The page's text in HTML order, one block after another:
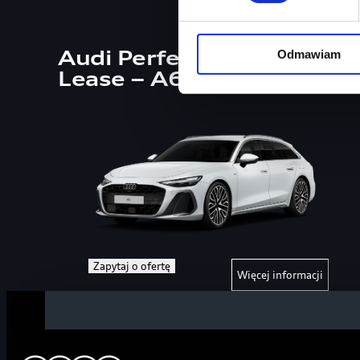
Odmawiam
Audi Perfect
Lease – A6
Zapytaj o ofertę
Więcej informacji
Zapytaj o ofertę